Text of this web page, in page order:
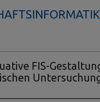
FIS-